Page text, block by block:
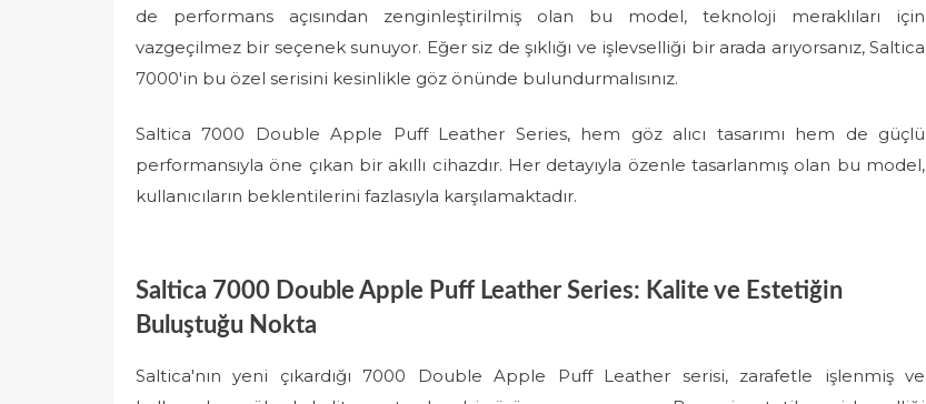
de performans açısından zenginleştirilmiş olan bu model, teknoloji meraklıları için
vazgeçilmez bir seçenek sunuyor. Eğer siz de şıklığı ve işlevselliği bir arada arıyorsanız, Saltica
7000'in bu özel serisini kesinlikle göz önünde bulundurmalısınız.
Saltica 7000 Double Apple Puff Leather Series, hem göz alıcı tasarımı hem de güçlü
performansıyla öne çıkan bir akıllı cihazdır. Her detayıyla özenle tasarlanmış olan bu model,
kullanıcıların beklentilerini fazlasıyla karşılamaktadır.
Saltica 7000 Double Apple Puff Leather Series: Kalite ve Estetiğin
Buluştuğu Nokta
Saltica'nın yeni çıkardığı 7000 Double Apple Puff Leather serisi, zarafetle işlenmiş ve